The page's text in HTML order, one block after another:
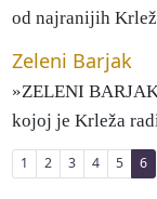
od najranijih
Zeleni Barjak
»ZELENI
kojoj je Krleža
1 2 3 4 5 6